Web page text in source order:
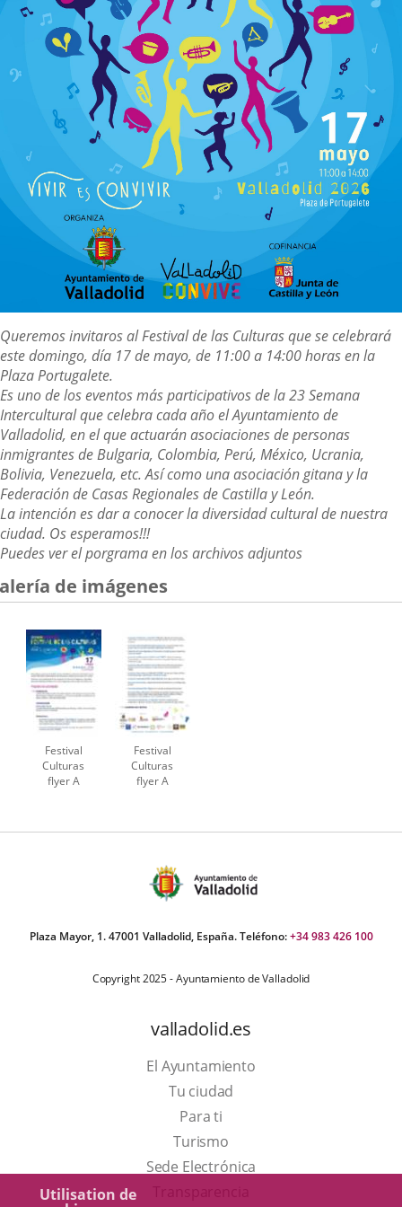
Utilisation de
Descripción
Queremos invitaros al Festival de las Culturas que se celebrará
este domingo, día 17 de mayo, de 11:00 a 14:00 horas en la
Plaza Portugalete.
Es uno de los eventos más participativos de la 23 Semana
Intercultural que celebra cada año el Ayuntamiento de
Valladolid, en el que actuarán asociaciones de personas
inmigrantes de Bulgaria, Colombia, Perú, México, Ucrania,
Bolivia, Venezuela, etc. Así como una asociación gitana y la
Federación de Casas Regionales de Castilla y León.
La intención es dar a conocer la diversidad cultural de nuestra
ciudad. Os esperamos!!!
Puedes ver el porgrama en los archivos adjuntos
de imágenes
Festival
Culturas
flyer A
Festival
Culturas
flyer A
Plaza Mayor, 1. 47001 Valladolid, España. Teléfono:+34 983 426 100
Copyright 2025 - Ayuntamiento de Valladolid
valladolid.es
El Ayuntamiento
Tu ciudad
Para ti
TurismoEste
enlace
Sede Electrónica